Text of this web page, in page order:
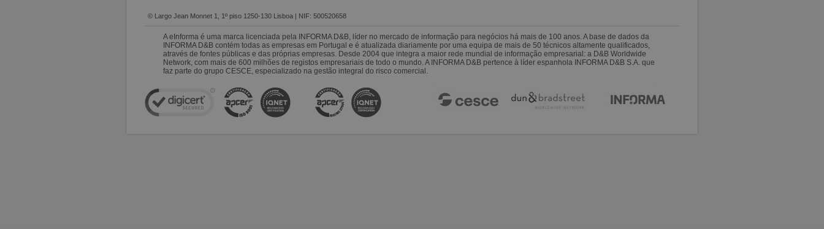
© Largo Jean Monnet 1, 1º piso 1250-130 Lisboa | NIF: 500520658
A eInforma é uma marca licenciada pela INFORMA D&B, líder no mercado de informação para negócios há mais de 100 anos. A base de dados da
INFORMA D&B contém todas as empresas em Portugal e é atualizada diariamente por uma equipa de mais de 50 técnicos altamente qualificados,
através de fontes públicas e das próprias empresas. Desde 2004 que integra a maior rede mundial de informação empresarial: a D&B Worldwide
Network, com mais de 600 milhões de registos empresariais de todo o mundo. A INFORMA D&B pertence à líder espanhola INFORMA D&B S.A. que
faz parte do grupo CESCE, especializado na gestão integral do risco comercial.